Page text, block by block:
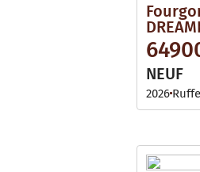
NEUF
2026